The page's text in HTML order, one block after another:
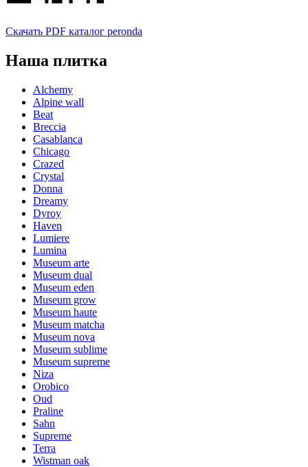
Скачать PDF каталог peronda
Наша плитка
Alchemy
Alpine wall
Beat
Breccia
Casablanca
Chicago
Crazed
Crystal
Donna
Dreamy
Dyroy
Haven
Lumiere
Lumina
Museum arte
Museum dual
Museum eden
Museum grow
Museum haute
Museum matcha
Museum nova
Museum sublime
Museum supreme
Niza
Orobico
Oud
Praline
Sahn
Supreme
Terra
Wistman oak